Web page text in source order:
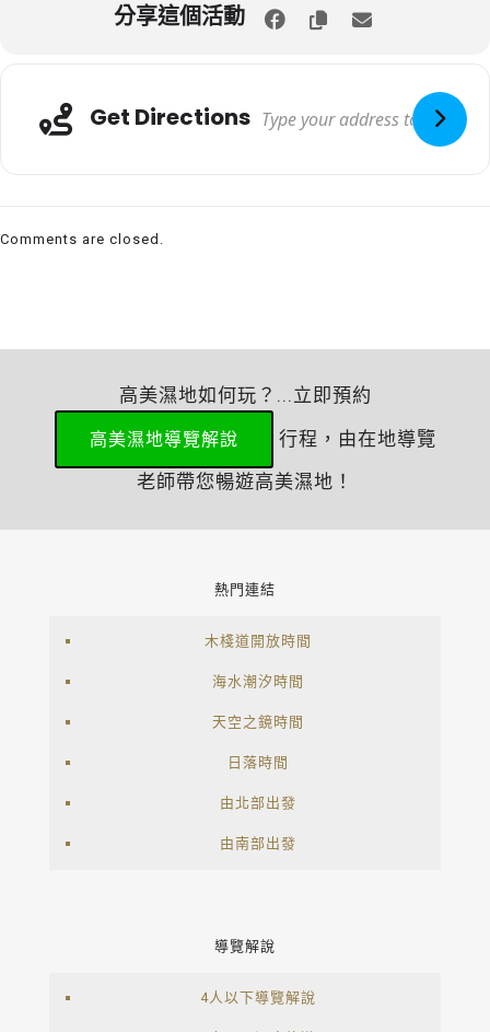
分享這個活動
Get Directions
Comments are closed.
高美濕地如何玩？...立即預約
高美濕地導覽解說
行程，由在地導覽
老師帶您暢遊高美濕地！
熱門連結
木棧道開放時間
海水潮汐時間
天空之鏡時間
日落時間
由北部出發
由南部出發
導覽解說
4人以下導覽解說